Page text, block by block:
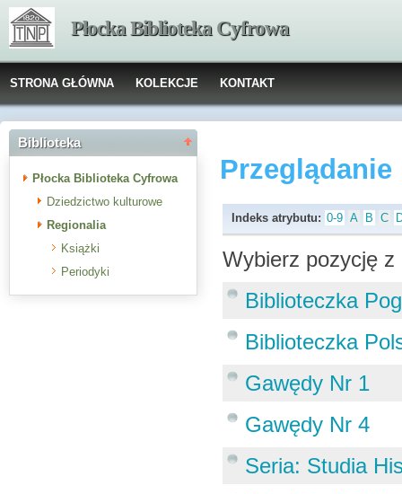
Płocka Biblioteka Cyfrowa
STRONA GŁÓWNA KOLEKCJE KONTAKT
Biblioteka
Płocka Biblioteka Cyfrowa
Dziedzictwo kulturowe
Regionalia
Książki
Periodyki
Indeks atrybutu: 0-9 A B C
Wybierz pozycję
Biblioteczka
Biblioteczka
Gawędy Nr 1
Gawędy Nr 4
Seria: Studia